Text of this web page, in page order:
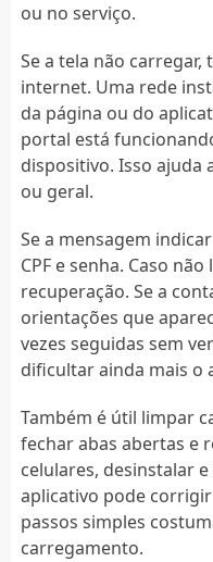
ou no serviço.
Se a tela não
internet. Uma rede
da página ou do
portal está
dispositivo. Isso ajuda
ou geral.
Se a mensagem
CPF e senha. Caso
recuperação. Se a
orientações que
vezes seguidas sem
dificultar ainda mais o
Também é útil limpar
fechar abas abertas e
celulares, desinstalar
aplicativo pode
passos simples
carregamento.